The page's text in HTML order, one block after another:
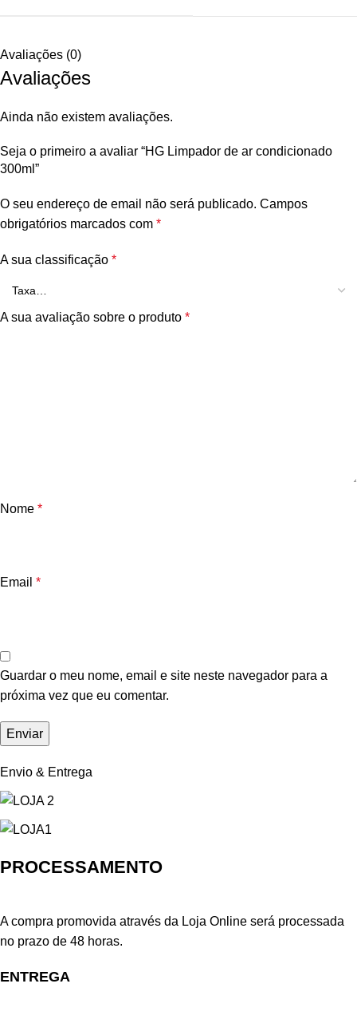
Avaliações (0)
Avaliações
Ainda não existem avaliações.
Seja o primeiro a avaliar “HG Limpador de ar condicionado
300ml”
O seu endereço de email não será publicado. Campos
obrigatórios marcados com *
A sua classificação *
A sua avaliação sobre o produto *
Nome *
Email *
Guardar o meu nome, email e site neste navegador para a
próxima vez que eu comentar.
Envio & Entrega
PROCESSAMENTO
A compra promovida através da Loja Online será processada
no prazo de 48 horas.
ENTREGA